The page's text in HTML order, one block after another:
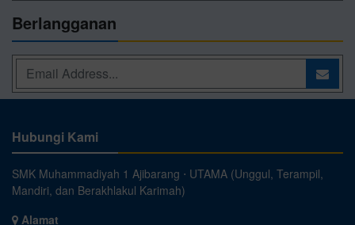
Berlangganan
Hubungi Kami
SMK Muhammadiyah 1 Ajibarang ⋅ UTAMA (Unggul, Terampil,
Mandiri, dan Berakhlakul Karimah)
Alamat